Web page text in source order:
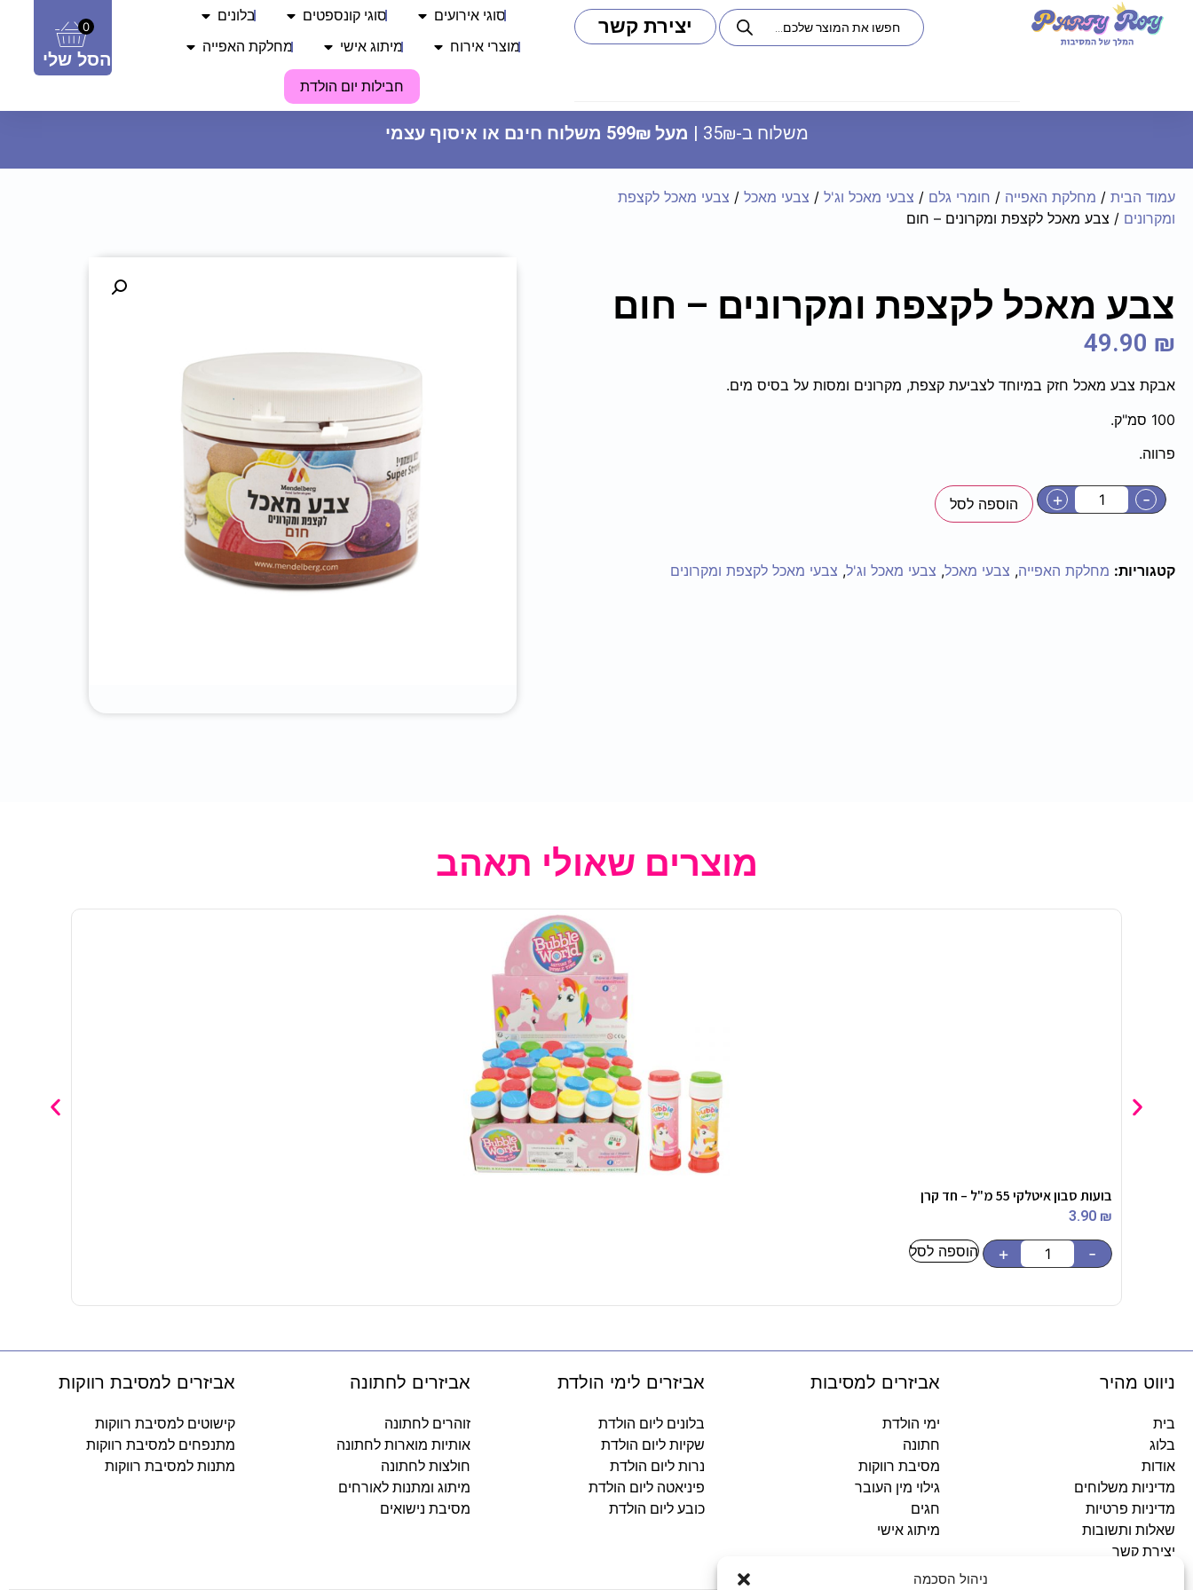
ניהול הסכמה
שרביט אורות כוכב מגן דוד - לבן
31.90₪
+
ADD +
ADD
0
הסל שלי
יצירת קשר סוגי אירועים סוגי קונספטים בלונים
מוצרי אירוח מיתוג אישי מחלקת האפייה
חבילות יום הולדת
משלוח ב-35₪ | מעל 599₪ משלוח חינם או איסוף עצמי
עמוד הבית / מחלקת האפייה / חומרי גלם / צבעי מאכל וג'ל / צבעי מאכל / צבעי מאכל לקצפת
ומקרונים / צבע מאכל לקצפת ומקרונים – חום
צבע מאכל לקצפת ומקרונים – חום
49.90 ₪
אבקת צבע מאכל חזק במיוחד לצביעת קצפת, מקרונים ומסות על בסיס מים.
100 סמ"ק.
פרווה.
-
+ הוספה לסל
קטגוריות: מחלקת האפייה, צבעי מאכל, צבעי מאכל וג'ל, צבעי מאכל לקצפת ומקרונים
מוצרים שאולי תאהב
בועות סבון איטלקי 55 מ"ל – חד קרן
3.90 ₪
-
+ הוספה לסל
ניווט מהיר
בית
בלוג
אודות
מדיניות משלוחים
מדיניות פרטיות
שאלות ותשובות
יצירת קשר
אביזרים למסיבות
ימי הולדת
חתונה
מסיבת רווקות
גילוי מין העובר
חגים
מיתוג אישי
אביזרים לימי הולדת
בלונים ליום הולדת
שקיות ליום הולדת
נרות ליום הולדת
פיניאטה ליום הולדת
כובע ליום הולדת
אביזרים לחתונה
זוהרים לחתונה
אותיות מוארות לחתונה
חולצות לחתונה
מיתוג ומתנות לאורחים
מסיבת נישואים
אביזרים למסיבת רווקות
קישוטים למסיבת רווקות
מתנפחים למסיבת רווקות
מתנות למסיבת רווקות